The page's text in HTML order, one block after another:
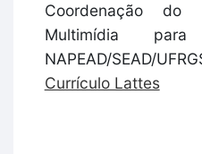
Coordenação do
Multimídia
NAPEAD/SEAD/
Currículo Lattes